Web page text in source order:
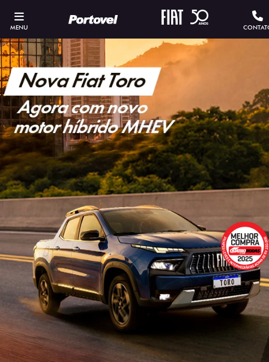
MENU
SOLICITAR PROPOSTA